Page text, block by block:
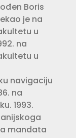
Boris
je na
u
na
u
navigaciju
na
1993.
mandata